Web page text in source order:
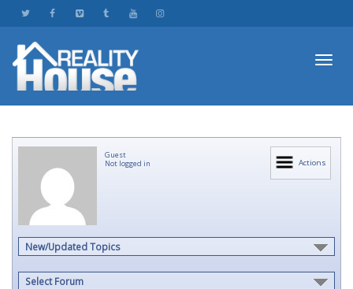
Actions
Guest
Not logged in
New/Updated Topics
Select Forum